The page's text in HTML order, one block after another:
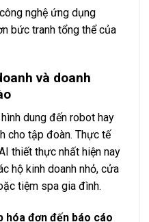
công nghệ ứng dụng
bức tranh tổng thể của
và doanh
dung đến robot hay
cho tập đoàn. Thực tế
thiết thực nhất hiện nay
hộ kinh doanh nhỏ, cửa
tiệm spa gia đình.
hóa đơn đến báo cáo